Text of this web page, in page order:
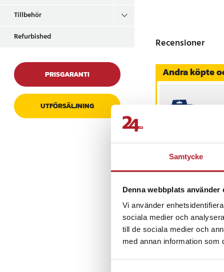
Samtycke
Denna webbplats använder
Vi använder
sociala medier och
till de sociala medier och
med annan information som
Tillbehör
Refurbished
PRISGARANTI
UTFÖRSÄLJNING
- Mått: 201,1 x 140,0
- Nettovikt: 34 g
Artikelnummer:API-
Recensioner
Andra köpte
Öronkuddar för
20/30/40/65 - Svart
Pris:69 kr
69 kr
I lager, levereras
Köp